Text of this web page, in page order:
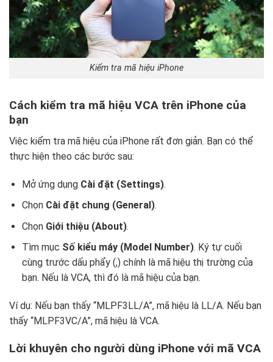
Kiểm tra mã hiệu iPhone
Cách kiểm tra mã hiệu VCA trên iPhone của
bạn
Việc kiểm tra mã hiệu của iPhone rất đơn giản. Bạn có thể
thực hiện theo các bước sau:
Mở ứng dụng Cài đặt (Settings).
Chọn Cài đặt chung (General).
Chọn Giới thiệu (About).
Tìm mục Số kiểu máy (Model Number). Ký tự cuối
cùng trước dấu phẩy (,) chính là mã hiệu thị trường của
bạn. Nếu là VCA, thì đó là mã hiệu của bạn.
Ví dụ: Nếu bạn thấy “MLPF3LL/A”, mã hiệu là LL/A. Nếu bạn
thấy “MLPF3VC/A”, mã hiệu là VCA.
Lời khuyên cho người dùng iPhone với mã VCA